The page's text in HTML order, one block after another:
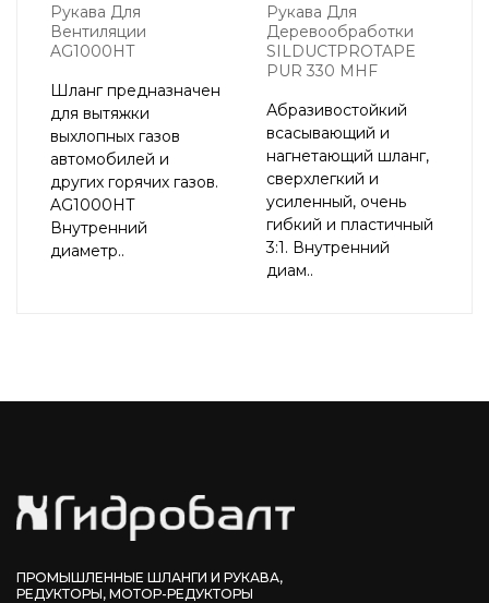
Рукава Для
Вентиляции
AG1000HT
Шланг предназначен
для вытяжки
выхлопных газов
автомобилей и
других горячих газов.
AG1000HT
Внутренний
диаметр..
Рукава Для
Деревообработки
SILDUCTPROTAPE
PUR 330 MHF
Абразивостойкий
всасывающий и
нагнетающий шланг,
сверхлегкий и
усиленный, очень
гибкий и пластичный
3:1. Внутренний
диам..
ПРОМЫШЛЕННЫЕ ШЛАНГИ И РУКАВА,
РЕДУКТОРЫ, МОТОР-РЕДУКТОРЫ